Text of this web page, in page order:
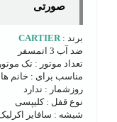
صورتی
برند :CARTIER
ضد آب 3 اتمسفر
تعداد موتور : تک
مناسب برای : خانم ها
روزشمار : ندارد
نوع قفل : کلیپسی
شیشه : سافایر